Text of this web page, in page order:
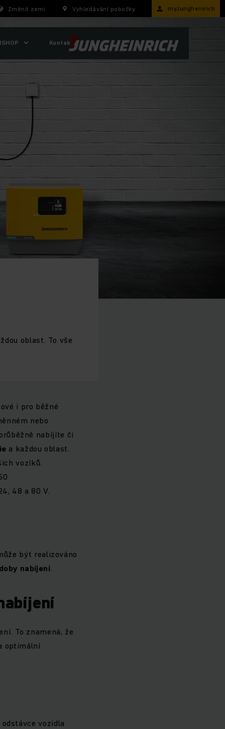
Změnit zemi Vyhledávání pobočky myJungheinrich
Kontakty
oblast. To vše
i pro běžné
nebo
nabíjíte či
a každou oblast.
vozíků.
48 a 80 V.
být realizováno
doby nabíjení.
To znamená, že
optimální
vozidla